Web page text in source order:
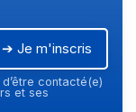
➔ Je m'inscris
contacté(e)
et ses